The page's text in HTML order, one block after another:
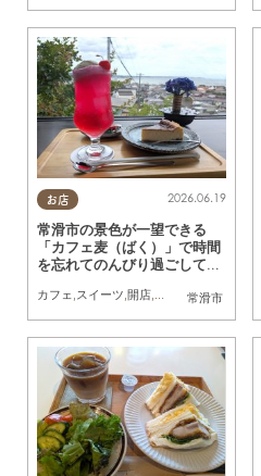
お店
常滑市
2026.06.19
常滑市の景色が一望できる
「カフェ麦（ばく）」で時間
を忘れてのんびり過ごしてき
カフェ,スイーツ,開店,リニューアル